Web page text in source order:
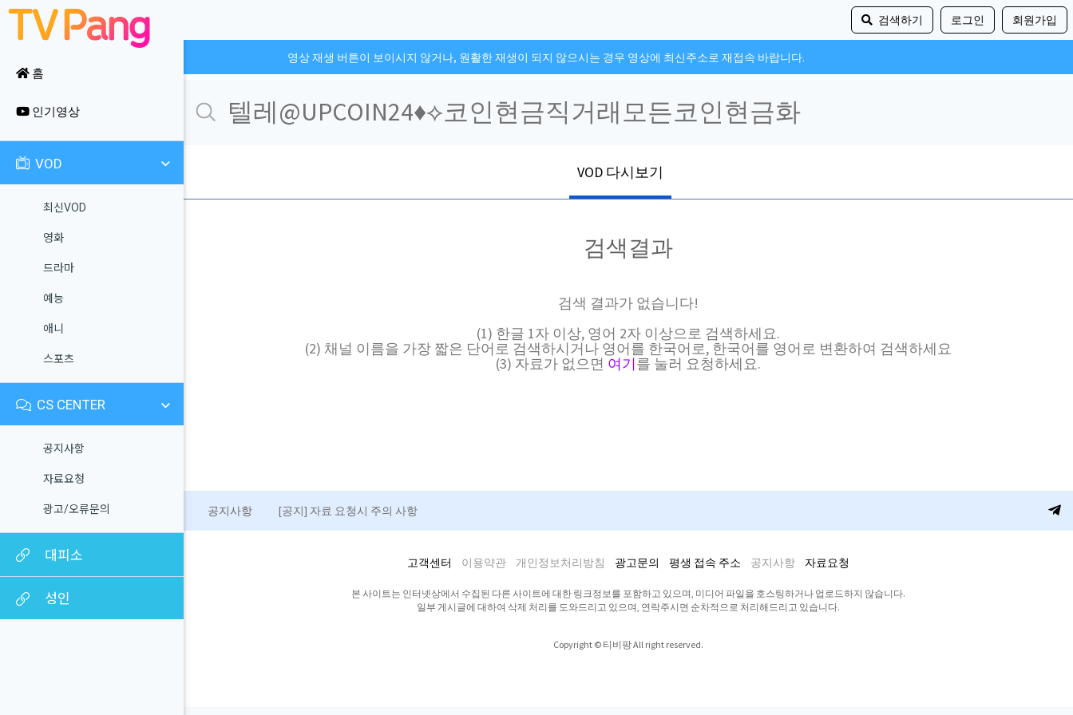
검색하기 로그인 회원가입
홈
인기영상
VOD
최신VOD
영화
드라마
예능
애니
스포츠
CS CENTER
공지사항
자료요청
광고/오류문의
대피소
성인
영상 재생 버튼이 보이시지 않거나, 원활한 재생이 되지 않으시는 경우 영상에 최신주소로 재접속 바랍니다.
VOD 다시보기
검색결과
검색 결과가 없습니다!
(1) 한글 1자 이상, 영어 2자 이상으로 검색하세요.
(2) 채널 이름을 가장 짧은 단어로 검색하시거나 영어를 한국어로, 한국어를 영어로 변환하여 검색하세요
(3) 자료가 없으면 여기를 눌러 요청하세요.
공지사항 [공지] 자료 요청시 주의 사항
고객센터 이용약관 개인정보처리방침 광고문의 평생 접속 주소 공지사항 자료요청
본 사이트는 인터넷상에서 수집된 다른 사이트에 대한 링크정보를 포함하고 있으며, 미디어 파일을 호스팅하거나 업로드하지 않습니다.
일부 게시글에 대하여 삭제 처리를 도와드리고 있으며, 연락주시면 순차적으로 처리해드리고 있습니다.
Copyright © 티비팡 All right reserved.